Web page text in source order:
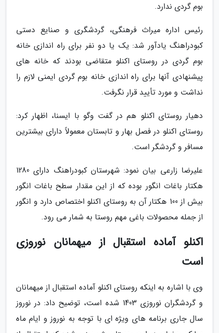
بوم گردی ندارد.
رئیس اداره میراث فرهنگی، گردشگری و صنایع دستی
کبودراهنگ یادآور شد: یک یا دو نفر برای راه اندازی خانه
بوم گردی در روستای اکنلو متقاضی بودند که خانه های
پیشنهادی آنها برای راه اندازی خانه بوم گردی ایمنی لازم را
نداشت و مورد تأیید قرار نگرفت.
دهیار روستای اکنلو هم در گفت وگو با ایسنا، اظهار کرد:
روستای اکنلو در فصل بهار و تابستان معمولاً دارای بیشترین
مسافر و گردشگر است.
علیرضا زارعی بیان نمود: شهرستان کبودراهنگ دارای 1280
هکتار باغات انگور بوده که از این مقدار سطح باغات انگور
بیش از 100 هکتار آن به روستای اکنلو اختصاص دارد و انگور
از جمله محصولات باغی مهم روستا به شمار می رود.
اکنلو آماده استقبال از میهمانان نوروزی
است
وی با اشاره به اینکه روستای اکنلو آماده استقبال از میهمانان
و گردشگران نوروزی 1403 شده است، توضیح داد: در نوروز
سال جاری برنامه های ویژه ای با توجه به نوروز و ایام ماه